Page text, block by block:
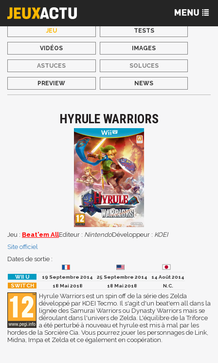
JEU TESTS
VIDÉOS IMAGES
ASTUCES SOLUCES
PREVIEW NEWS
HYRULE WARRIORS
Jeu : Beat'em AllEditeur : NintendoDéveloppeur : KOEI
Site officiel
Dates de sortie :
19 Septembre 2014 25 Septembre 2014
14 Août 2014
18 Mai 2018
18 Mai 2018 N.C.
Hyrule Warriors est un spin off de la série des Zelda
développé par KOEI Tecmo. Il s'agit d'un beat'em all dans la
lignée des Samurai Warriors ou Dynasty Warriors mais se
déroulant dans l'univers de Zelda. L'équilibre de la Triforce
a été perturbé à nouveau et hyrule est mis à mal par les
hordes de la Sorcière Cia. Vous pourrez jouer les personnages de Link,
Midna, Impa et Zelda et ce également en coopération.